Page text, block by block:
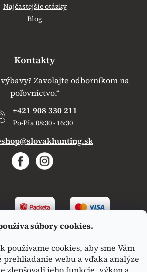
súbory cookies.
používame cookies, aby sme Vám
webu a vďaka analýze
Najčastejšie otázky
Blog
Kontakty
Zavolajte odborníkom na
poľovníctvo.“
+421 908 330 211
Po-Pia 08:30 - 16:30